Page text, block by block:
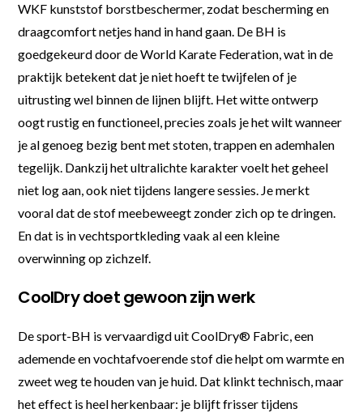
WKF kunststof borstbeschermer, zodat bescherming en
draagcomfort netjes hand in hand gaan. De BH is
goedgekeurd door de World Karate Federation, wat in de
praktijk betekent dat je niet hoeft te twijfelen of je
uitrusting wel binnen de lijnen blijft. Het witte ontwerp
oogt rustig en functioneel, precies zoals je het wilt wanneer
je al genoeg bezig bent met stoten, trappen en ademhalen
tegelijk. Dankzij het ultralichte karakter voelt het geheel
niet log aan, ook niet tijdens langere sessies. Je merkt
vooral dat de stof meebeweegt zonder zich op te dringen.
En dat is in vechtsportkleding vaak al een kleine
overwinning op zichzelf.
CoolDry doet gewoon zijn werk
De sport-BH is vervaardigd uit CoolDry® Fabric, een
ademende en vochtafvoerende stof die helpt om warmte en
zweet weg te houden van je huid. Dat klinkt technisch, maar
het effect is heel herkenbaar: je blijft frisser tijdens